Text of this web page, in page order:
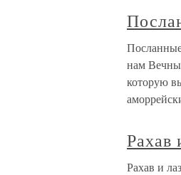
нам
которую
Рахав
Рахав и